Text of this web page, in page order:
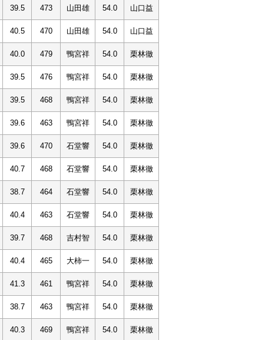
39.5 473 山田雄 54.0 山口益
40.5 470 山田雄 54.0 山口益
40.0 479 鴨宮祥 54.0 栗林徹
39.5 476 鴨宮祥 54.0 栗林徹
39.5 468 鴨宮祥 54.0 栗林徹
39.6 463 鴨宮祥 54.0 栗林徹
39.6 470 石堂響 54.0 栗林徹
40.7 468 石堂響 54.0 栗林徹
38.7 464 石堂響 54.0 栗林徹
40.4 463 石堂響 54.0 栗林徹
39.7 468 吉村智 54.0 栗林徹
40.4 465 大柿一 54.0 栗林徹
41.3 461 鴨宮祥 54.0 栗林徹
38.7 463 鴨宮祥 54.0 栗林徹
40.3 469 鴨宮祥 54.0 栗林徹